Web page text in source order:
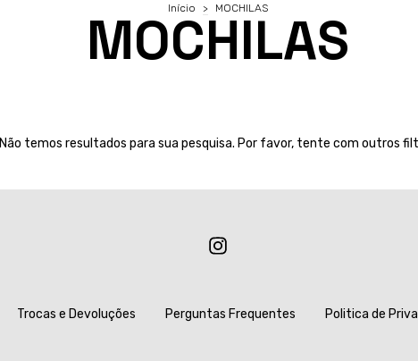
Início > MOCHILAS
MOCHILAS
Não temos resultados para sua pesquisa. Por favor, tente com outros
Trocas e Devoluções Perguntas Frequentes Politica de